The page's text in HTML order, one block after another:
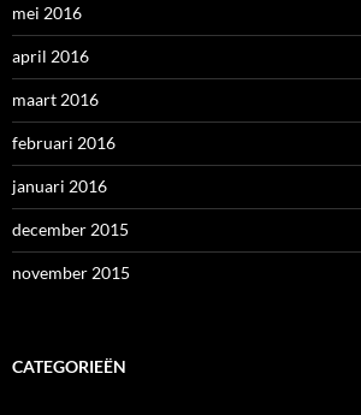
mei 2016
april 2016
maart 2016
februari 2016
januari 2016
december 2015
november 2015
CATEGORIEËN